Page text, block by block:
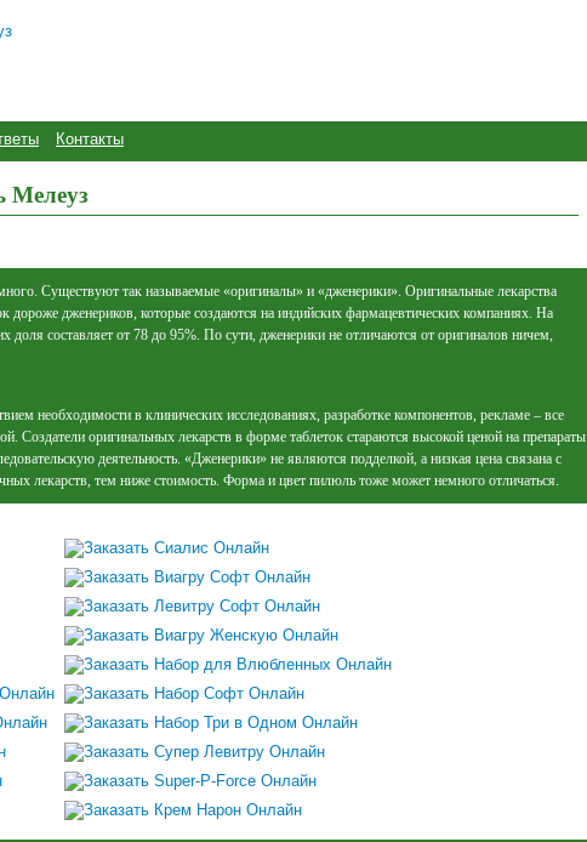
Контакты
Мелеуз
Существуют так называемые «оригиналы» и «дженерики». Оригинальные лекарства
дженериков, которые создаются на индийских фармацевтических компаниях. На
доля составляет от 78 до 95%. По сути, дженерики не отличаются от оригиналов ничем,
необходимости в клинических исследованиях, разработке компонентов, рекламе – все
Создатели оригинальных лекарств в форме таблеток стараются высокой ценой на препараты
деятельность. «Дженерики» не являются подделкой, а низкая цена связана с
лекарств, тем ниже стоимость. Форма и цвет пилюль тоже может немного отличаться.